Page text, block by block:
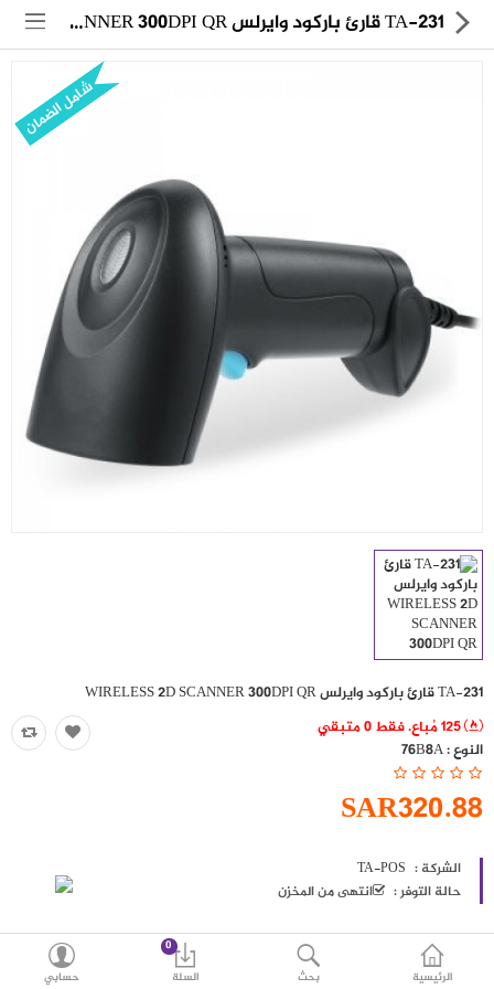
الكترونيات
المنزل
العناية الشخصية
اكسسوارات
العروض
منوع
شرائح بيانات ومكالمات
مقارنة
اللغات
الرئيسية بحث
0
السلة
حسابي
TA-231 قارئ باركود وايرلس WIRELESS 2D SCANNER 300DPI QR
شامل الضمان
TA-231 قارئ باركود وايرلس WIRELESS 2D SCANNER 300DPI QR
النوع :76B8A
SAR320.88
الشركة : TA-POS
حالة التوفر :
انتهى من المخزن